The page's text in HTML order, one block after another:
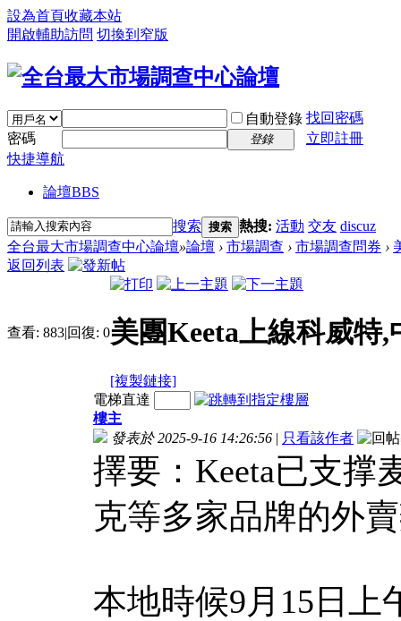
設為首頁收藏本站
開啟輔助訪問 切換到窄版
自動登錄 找回密碼
密碼
登錄
立即註冊
快捷導航
論壇BBS
搜索 搜索 熱搜: 活動 交友 discuz
全台最大市場調查中心論壇»論壇 › 市場調查 › 市場調查問券 ›
返回列表
查看: 883|回復: 0美團Keeta上線科威特
[複製鏈接]
電梯直達
樓主
發表於 2025-9-16 14:26:56 | 只看該作者
擇要：Keeta已支撑
克等多家品牌的外
本地時候9月15日上